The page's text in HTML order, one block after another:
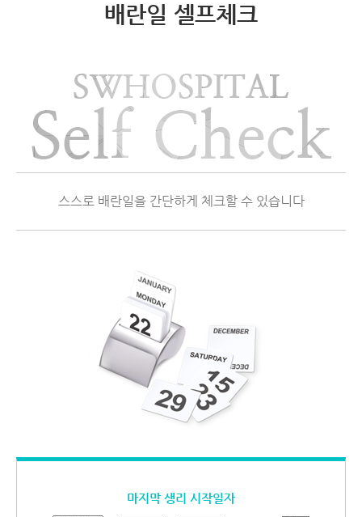
배란일 셀프체크
스스로 배란일을 간단하게 체크할 수 있습니다
마지막 생리 시작일자